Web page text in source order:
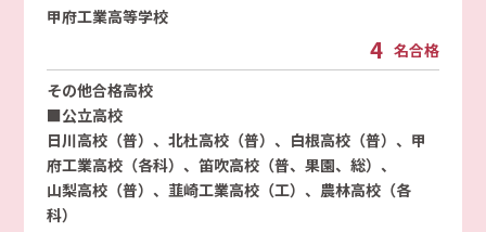
甲府工業高等学校
4 名合格
その他合格高校
■公立高校
日川高校（普）、北杜高校（普）、白根高校（普）、甲
府工業高校（各科）、笛吹高校（普、果園、総）、
山梨高校（普）、韮崎工業高校（工）、農林高校（各
科）